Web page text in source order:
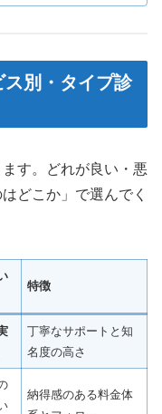
別・タイプ診
す。どれが良い・悪
どこか」で選んでく
特徴
丁寧なサポートと知
名度の高さ
納得感のある料金体